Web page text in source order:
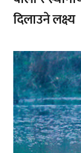
दिलाउने लक्ष्य
,